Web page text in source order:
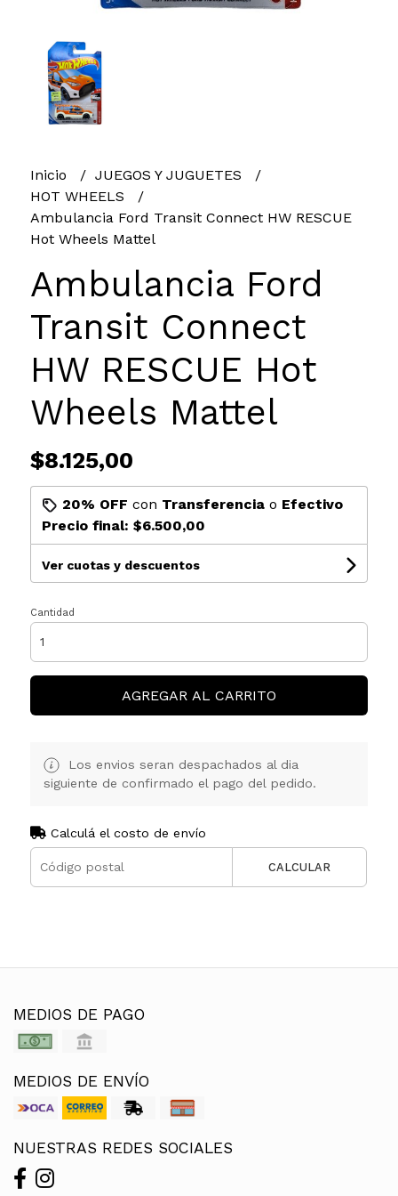
Inicio
JUEGOS Y JUGUETES
HOT WHEELS
Ambulancia Ford Transit Connect HW RESCUE
Hot Wheels Mattel
Ambulancia Ford
Transit Connect
HW RESCUE Hot
Wheels Mattel
$8.125,00
20% OFF con Transferenciao Efectivo
Precio final: $6.500,00
Ver cuotas y descuentos
Cantidad
AGREGAR AL CARRITO
Los envios seran despachados al dia
siguiente de confirmado el pago del pedido.
Calculá el costo de envío
CALCULAR
MEDIOS DE PAGO
MEDIOS DE ENVÍO
NUESTRAS REDES SOCIALES